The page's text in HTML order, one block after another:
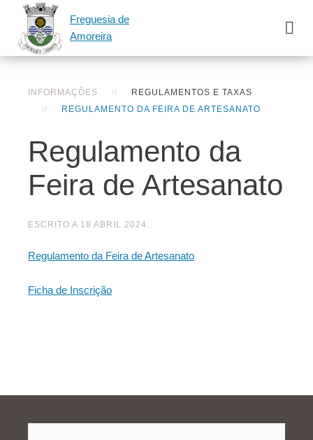
Freguesia de
Amoreira
INFORMAÇÕES
REGULAMENTOS E TAXAS
REGULAMENTO DA FEIRA DE ARTESANATO
Regulamento da
Feira de Artesanato
ESCRITO A 18 ABRIL 2024 .
Regulamento da Feira de Artesanato
Ficha de Inscrição